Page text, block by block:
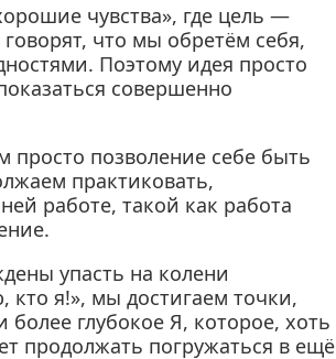
чувства», где цель —
что мы обретём себя,
Поэтому идея просто
совершенно
позволение себе быть
практиковать,
работе, такой как работа
упасть на колени
я!», мы достигаем точки,
глубокое Я, которое, хоть
продолжать погружаться в ещё